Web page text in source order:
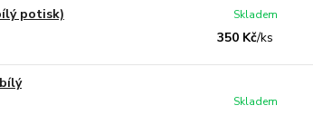
potisk)
350 Kč/ks
Skladem
Skladem